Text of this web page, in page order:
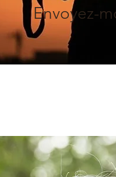
Envoyez-